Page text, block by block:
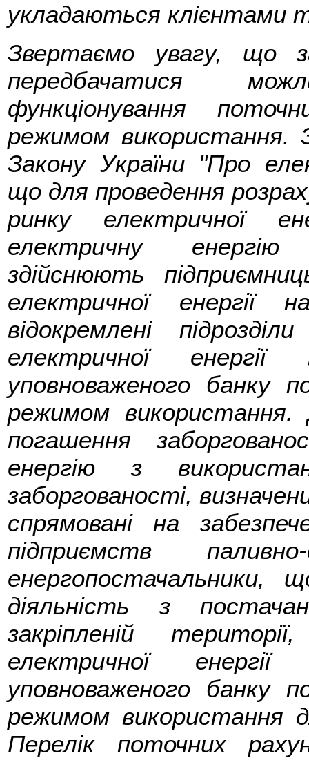
укладаються клієнтами
Звертаємо увагу, що
передбачатися
функціонування
режимом використання.
Закону України "Про
що для проведення
ринку електричної
електричну енергію
здійснюють
електричної енергії
відокремлені
електричної
уповноваженого банку
режимом використання.
погашення
енергію з
заборгованості,
спрямовані на
підприємств
енергопостачальники,
діяльність з
закріпленій
електричної
уповноваженого банку
режимом використання
Перелік поточних